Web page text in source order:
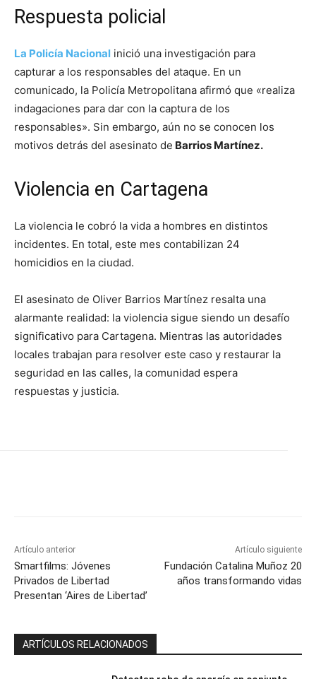
Respuesta policial
La Policía Nacional inició una investigación para
capturar a los responsables del ataque. En un
comunicado, la Policía Metropolitana afirmó que «realiza
indagaciones para dar con la captura de los
responsables». Sin embargo, aún no se conocen los
motivos detrás del asesinato de Barrios Martínez.
Violencia en Cartagena
La violencia le cobró la vida a hombres en distintos
incidentes. En total, este mes contabilizan 24
homicidios en la ciudad.
El asesinato de Oliver Barrios Martínez resalta una
alarmante realidad: la violencia sigue siendo un desafío
significativo para Cartagena. Mientras las autoridades
locales trabajan para resolver este caso y restaurar la
seguridad en las calles, la comunidad espera
respuestas y justicia.
Artículo anterior
Smartfilms: Jóvenes
Privados de Libertad
Presentan ‘Aires de Libertad’
Artículo siguiente
Fundación Catalina Muñoz 20
años transformando vidas
ARTÍCULOS RELACIONADOS